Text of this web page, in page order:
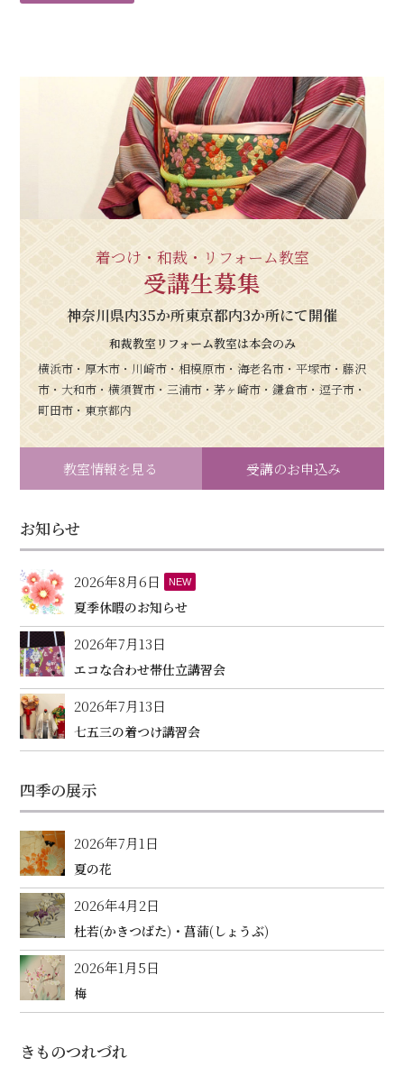
着つけ・和裁・リフォーム教室
受講生募集
神奈川県内35か所東京都内3か所にて開催
和裁教室リフォーム教室は本会のみ
横浜市・厚木市・川崎市・相模原市・海老名市・平塚市・藤沢
市・大和市・横須賀市・三浦市・茅ヶ崎市・鎌倉市・逗子市・
町田市・東京都内
教室情報を見る 受講のお申込み
お知らせ
2026年8月6日 NEW
夏季休暇のお知らせ
2026年7月13日
エコな合わせ帯仕立講習会
2026年7月13日
七五三の着つけ講習会
四季の展示
2026年7月1日
夏の花
2026年4月2日
杜若(かきつばた)・菖蒲(しょうぶ)
2026年1月5日
梅
きものつれづれ